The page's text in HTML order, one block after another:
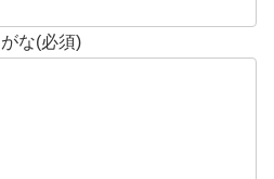
な(必須)